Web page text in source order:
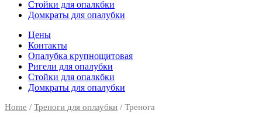
Стойки для опалкбки
Домкраты для опалубки
Цены
Контакты
Опалубка крупнощитовая
Ригели для опалубки
Стойки для опалкбки
Домкраты для опалубки
Home / Треноги для оплаубки / Тренога